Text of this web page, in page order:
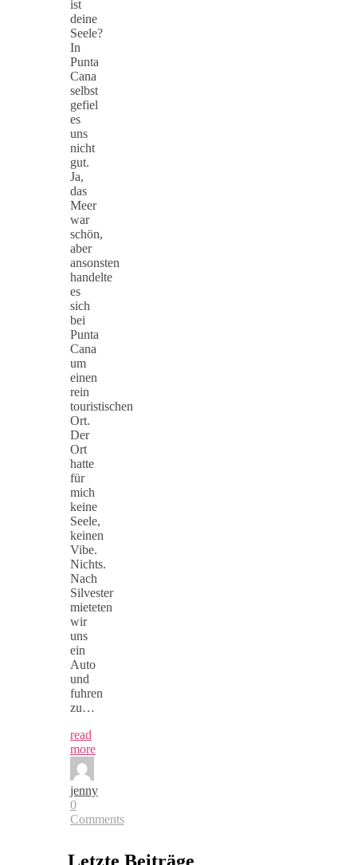
ist
deine
Seele?
In
Punta
Cana
selbst
gefiel
es
uns
nicht
gut.
Ja,
das
Meer
war
schön,
aber
ansonsten
handelte
es
sich
bei
Punta
Cana
um
einen
rein
touristischen
Ort.
Der
Ort
hatte
für
mich
keine
Seele,
keinen
Vibe.
Nichts.
Nach
Silvester
mieteten
wir
uns
ein
Auto
und
fuhren
zu…
read
more
jenny
0
Comments
Letzte Beiträge